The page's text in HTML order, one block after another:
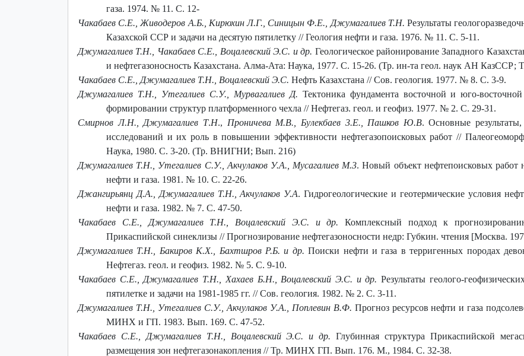
газа. 1974. № 11. С. 12-
Чакабаев С.Е., Живодеров А.Б., Кирюхин Л.Г., Синицын Ф.Е., Джумагалиев Т.Н. Результаты
Казахской ССР и задачи на десятую пятилетку // Геология нефти и газа. 1976. № 11. С. 5-11.
Джумагалиев Т.Н., Чакабаев С.Е., Воцалевский Э.С. и др. Геологическое районирование Западного
и нефтегазоносность Казахстана. Алма-Ата: Наука, 1977. С. 15-26. (Тр. ин-та геол. наук АН КазССР;
Чакабаев С.Е., Джумагалиев Т.Н., Воцалевский Э.С. Нефть Казахстана // Сов. геология. 1977. № 8. С. 3-9.
Джумагалиев Т.Н., Утегалиев С.У., Мурвагалиев Д. Тектоника фундамента восточной и юго-
формировании структур платформенного чехла // Нефтегаз. геол. и геофиз. 1977. № 2. С. 29-31.
Смирнов Л.Н., Джумагалиев Т.Н., Проничева М.В., Булекбаев 3.Е., Пашков Ю.В. Основные
исследований и их роль в повышении эффективности нефтегазопоисковых работ //
Наука, 1980. С. 3-20. (Тр. ВНИГНИ; Вып. 216)
Джумагалиев Т.Н., Утегалиев С.У., Акчулаков У.А., Мусагалиев М.3. Новый объект нефтепоисковых работ
нефти и газа. 1981. № 10. С. 22-26.
Джангирьянц Д.А., Джумагалиев Т.Н., Акчулаков У.А. Гидрогеологические и геотермические условия
нефти и газа. 1982. № 7. С. 47-50.
Чакабаев С.Е., Джумагалиев Т.Н., Воцалевский Э.С. и др.Комплексный подход к
Прикаспийской синеклизы // Прогнозирование нефтегазоносности недр: Губкин. чтения [Москва.
Джумагалиев Т.Н., Бакиров К.Х., Бахтшров Р.Б. и др.Поиски нефти и газа в терригенных породах
Нефтегаз. геол. и геофиз. 1982. № 5. С. 9-10.
Чакабаев С.Е., Джумагалиев Т.Н., Хахаев Б.Н., Воцалевский Э.С. и др. Результаты геолого-
пятилетке и задачи на 1981-1985 гг. // Сов. геология. 1982. № 2. С. 3-11.
Джумагалиев Т.Н., Утегалиев С.У., Акчулаков У.А., Поплевин В.Ф. Прогноз ресурсов нефти и газа
МИНХ и ГП. 1983. Вып. 169. С. 47-52.
Чакабаев С.Е., Джумагалиев Т.Н., Воцалевский Э.С. и др. Глубинная структура Прикаспийской
размещения зон нефтегазонакопления // Тр. МИНХ ГП. Вып. 176. М., 1984. С. 32-38.